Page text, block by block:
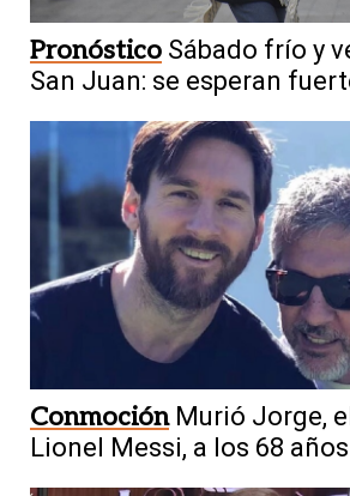
Pronóstico Sábado frío y
San Juan: se esperan
Conmoción Murió Jorge,
Lionel Messi, a los 68 años